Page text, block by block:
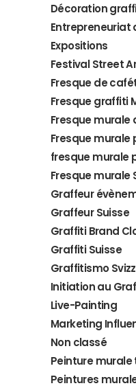
Décoration
Entrepreneuriat
Expositions
Festival Street
Fresque de
Fresque graffiti
Fresque
Fresque murale
fresque murale
Fresque murale
Graffeur
Graffeur Suisse
Graffiti Brand
Graffiti Suisse
Graffitismo
Initiation au
Live-Painting
Marketing
Non classé
Peinture
Peintures